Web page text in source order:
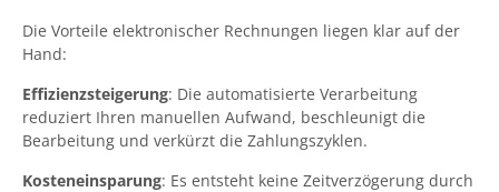
Die Vorteile elektronischer Rechnungen liegen klar auf der
Hand:
Effizienzsteigerung: Die automatisierte Verarbeitung
reduziert Ihren manuellen Aufwand, beschleunigt die
Bearbeitung und verkürzt die Zahlungszyklen.
Kosteneinsparung: Es entsteht keine Zeitverzögerung durch